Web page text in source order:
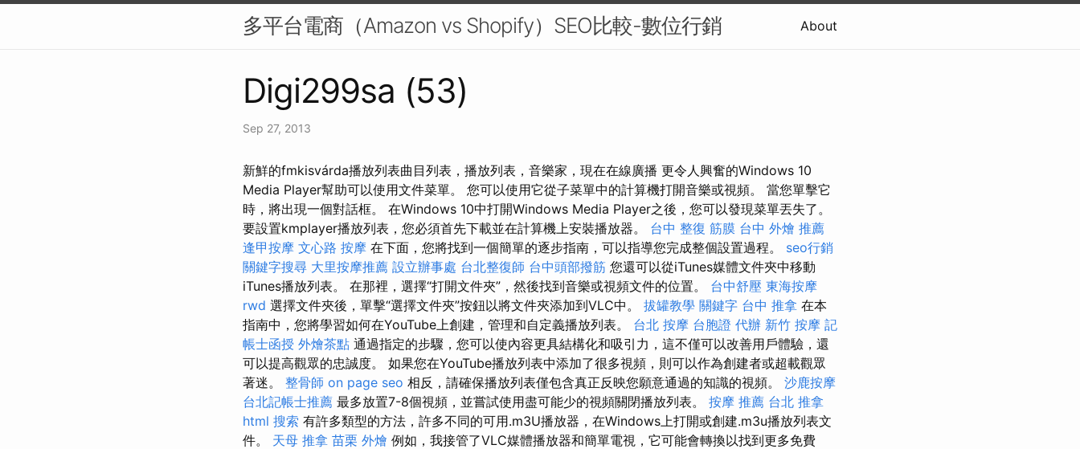
多平台電商（Amazon vs Shopify）SEO比較-數位行銷 About
Digi299sa (53)
Sep 27, 2013
新鮮的fmkisvárda播放列表曲目列表，播放列表，音樂家，現在在線廣播 更令人興奮的Windows 10
Media Player幫助可以使用文件菜單。 您可以使用它從子菜單中的計算機打開音樂或視頻。 當您單擊它
時，將出現一個對話框。 在Windows 10中打開Windows Media Player之後，您可以發現菜單丟失了。
要設置kmplayer播放列表，您必須首先下載並在計算機上安裝播放器。 台中 整復 筋膜 台中 外燴 推薦
逢甲按摩 文心路 按摩 在下面，您將找到一個簡單的逐步指南，可以指導您完成整個設置過程。 seo行銷
關鍵字搜尋 大里按摩推薦 設立辦事處 台北整復師 台中頭部撥筋 您還可以從iTunes媒體文件夾中移動
iTunes播放列表。 在那裡，選擇“打開文件夾”，然後找到音樂或視頻文件的位置。 台中舒壓 東海按摩
rwd 選擇文件夾後，單擊“選擇文件夾”按鈕以將文件夾添加到VLC中。 拔罐教學 關鍵字 台中 推拿 在本
指南中，您將學習如何在YouTube上創建，管理和自定義播放列表。 台北 按摩 台胞證 代辦 新竹 按摩 記
帳士函授 外燴茶點 通過指定的步驟，您可以使內容更具結構化和吸引力，這不僅可以改善用戶體驗，還
可以提高觀眾的忠誠度。 如果您在YouTube播放列表中添加了很多視頻，則可以作為創建者或超載觀眾
著迷。 整骨師 on page seo 相反，請確保播放列表僅包含真正反映您願意通過的知識的視頻。 沙鹿按摩
台北記帳士推薦 最多放置7-8個視頻，並嘗試使用盡可能少的視頻關閉播放列表。 按摩 推薦 台北 推拿
html 搜索 有許多類型的方法，許多不同的可用.m3U播放器，在Windows上打開或創建.m3u播放列表文
件。 天母 推拿 苗栗 外燴 例如，我接管了VLC媒體播放器和簡單電視，它可能會轉換以找到更多免費